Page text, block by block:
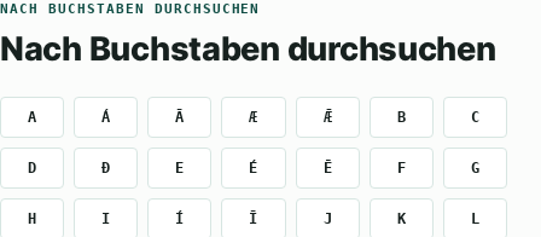
NACH BUCHSTABEN DURCHSUCHEN
Nach Buchstaben durchsuchen
A Á Ā Æ Ǣ B C
D Ð E É Ē F G
H I Í Ī J K L